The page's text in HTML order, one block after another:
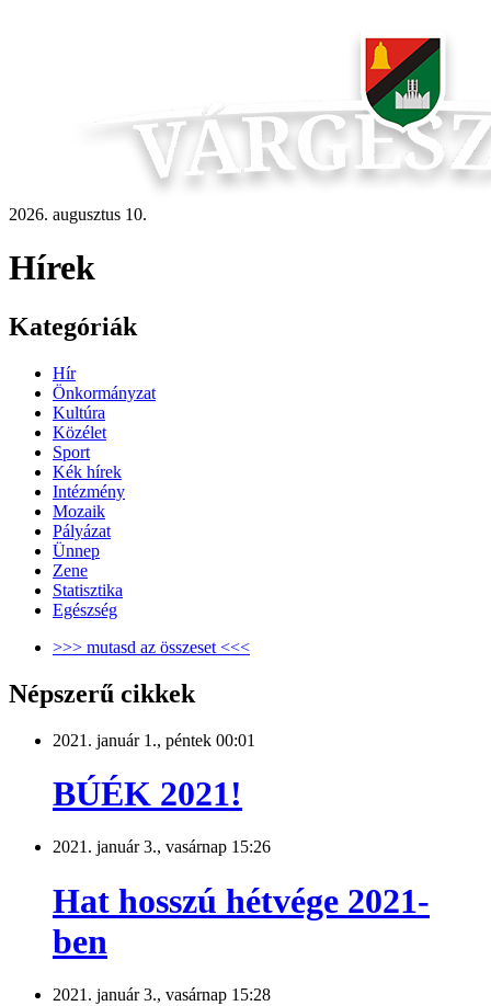
2026. augusztus 10.
Hírek
Kategóriák
Hír
Önkormányzat
Kultúra
Közélet
Sport
Kék hírek
Intézmény
Mozaik
Pályázat
Ünnep
Zene
Statisztika
Egészség
>>> mutasd az összeset <<<
Népszerű cikkek
2021. január 1., péntek 00:01
BÚÉK 2021!
2021. január 3., vasárnap 15:26
Hat hosszú hétvége 2021-
ben
2021. január 3., vasárnap 15:28